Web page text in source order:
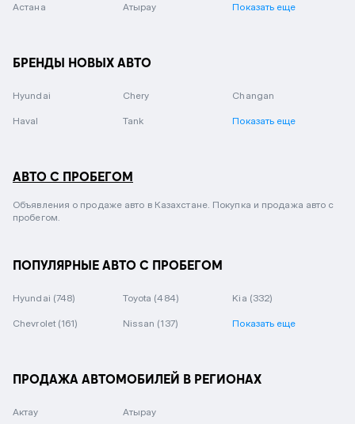
Астана Атырау Показать еще
БРЕНДЫ НОВЫХ АВТО
Hyundai Chery Changan
Haval Tank Показать еще
АВТО С ПРОБЕГОМ
Объявления о продаже авто в Казахстане. Покупка и продажа авто с
пробегом.
ПОПУЛЯРНЫЕ АВТО С ПРОБЕГОМ
Hyundai (748) Toyota (484) Kia (332)
Chevrolet (161) Nissan (137) Показать еще
ПРОДАЖА АВТОМОБИЛЕЙ В РЕГИОНАХ
Актау Атырау